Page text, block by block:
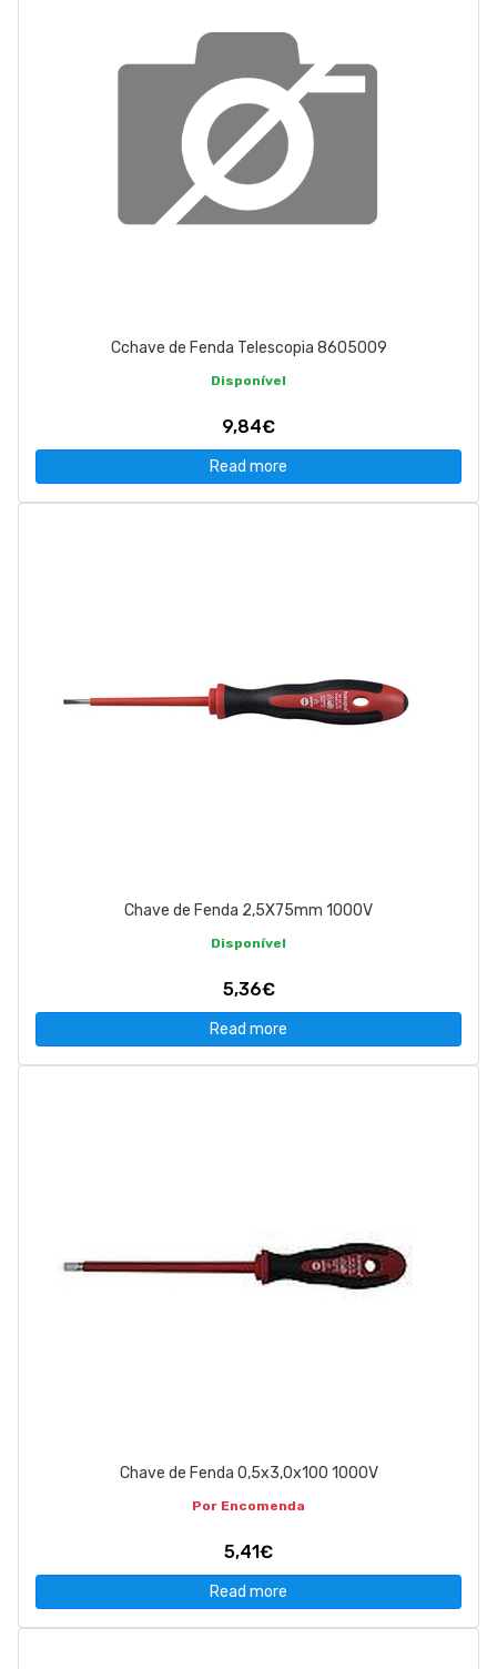
Cchave de Fenda Telescopia 8605009
Disponível
9,84€
Read more
Chave de Fenda 2,5X75mm 1000V
Disponível
5,36€
Read more
Chave de Fenda 0,5x3,0x100 1000V
Por Encomenda
5,41€
Read more